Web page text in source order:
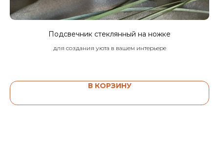
Подсвечник стеклянный на ножке
для создания уюта в вашем интерьере
В КОРЗИНУ